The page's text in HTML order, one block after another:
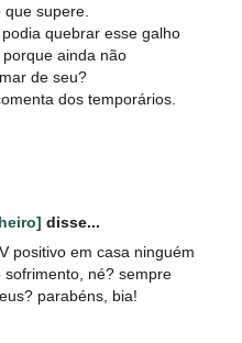
que supere.
quebrar esse galho
ainda não
de seu?
dos temporários.
disse...
positivo em casa ninguém
né? sempre
parabéns, bia!